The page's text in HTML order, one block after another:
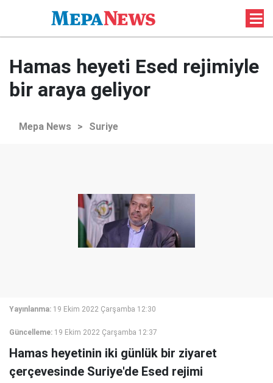
Hamas heyeti Esed rejimiyle
bir araya geliyor
Mepa News > Suriye
Yayınlanma: 19 Ekim 2022 Çarşamba 12:30
Güncelleme: 19 Ekim 2022 Çarşamba 12:37
Hamas heyetinin iki günlük bir ziyaret
çerçevesinde Suriye'de Esed rejimi